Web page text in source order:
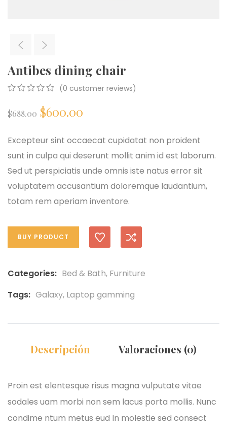
Antibes dining chair
out
of
customer
ratings
(0 customer reviews)
$688.00 El
precio
original
era:
$688.00.
$600.00
precio
actual
es:
$600.00.
Excepteur sint occaecat cupidatat non proident
sunt in culpa qui deserunt mollit anim id est laborum.
Sed ut perspiciatis unde omnis iste natus error sit
voluptatem accusantium doloremque laudantium,
totam rem aperiam inventore.
BUY PRODUCT
Categories: Bed & Bath, Furniture
Tags: Galaxy, Laptop gamming
Descripción Valoraciones (0)
Proin est elentesque risus magna vulputate vitae
sodales uam morbi non sem lacus porta mollis. Nunc
condime ntum metus eud In molestie sed consect